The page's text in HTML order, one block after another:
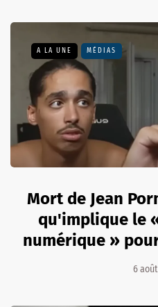
A LA UNE MÉDIAS
Mort de Jean
qu'implique le
numérique »
6